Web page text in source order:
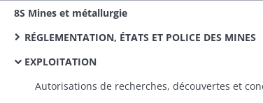
8S Mines et métallurgie
RÉGLEMENTATION, ÉTATS ET POLICE DES MINES
EXPLOITATION